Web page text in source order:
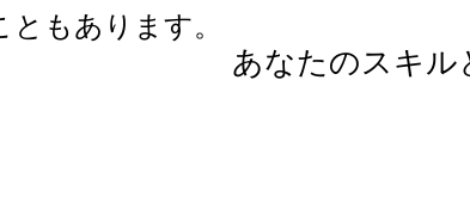
もあります。
あなたのスキル